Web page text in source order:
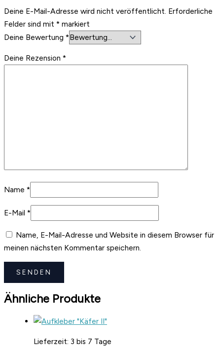
Deine E-Mail-Adresse wird nicht veröffentlicht. Erforderliche
Felder sind mit * markiert
Deine Bewertung *
Deine Rezension *
Name *
E-Mail *
Name, E-Mail-Adresse und Website in diesem Browser für
meinen nächsten Kommentar speichern.
Ähnliche Produkte
Lieferzeit: 3 bis 7 Tage